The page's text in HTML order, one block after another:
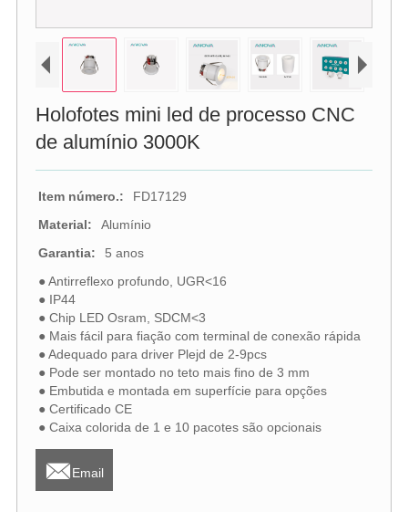
Holofotes mini led de processo CNC
de alumínio 3000K
Item número.:
FD17129
Material:
Alumínio
Garantia:
5 anos
● Antirreflexo profundo, UGR<16
● IP44
● Chip LED Osram, SDCM<3
● Mais fácil para fiação com terminal de conexão rápida
● Adequado para driver Plejd de 2-9pcs
● Pode ser montado no teto mais fino de 3 mm
● Embutida e montada em superfície para opções
● Certificado CE
● Caixa colorida de 1 e 10 pacotes são opcionais
Email